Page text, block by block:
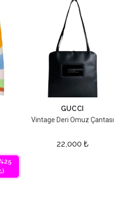
GUCCI
Vintage Deri Omuz Çantası
22,000 ₺